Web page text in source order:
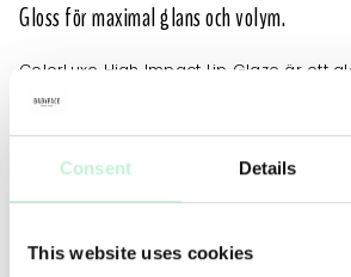
Consent Details
This website uses cookies
Gloss för maximal glans och volym.
ColorLuxe High Impact Lip Glaze är ett
färger som återfuktar och ger visuell
ANVÄNDNING MER INFO